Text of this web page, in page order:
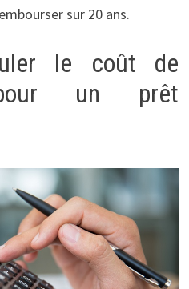
sur 20 ans.
le coût de
pour un prêt